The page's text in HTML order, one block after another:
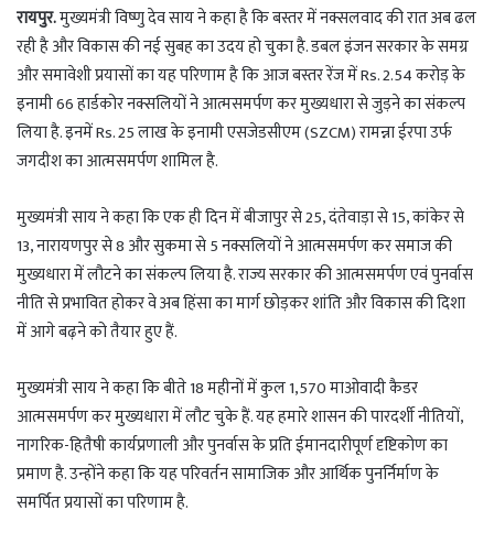
a
t
s
A
p
p
l
e
g
r
a
m
o
g
g
e
r
a
r
e
रायपुर.मुख्यमंत्री विष्णु देव साय ने कहा है कि बस्तर में नक्सलवाद की रात अब ढल
रही है और विकास की नई सुबह का उदय हो चुका है. डबल इंजन सरकार के समग्र
और समावेशी प्रयासों का यह परिणाम है कि आज बस्तर रेंज में Rs. 2.54 करोड़ के
इनामी 66 हार्डकोर नक्सलियों ने आत्मसमर्पण कर मुख्यधारा से जुड़ने का संकल्प
लिया है. इनमें Rs. 25 लाख के इनामी एसजेडसीएम (SZCM) रामन्ना ईरपा उर्फ
जगदीश का आत्मसमर्पण शामिल है.
मुख्यमंत्री साय ने कहा कि एक ही दिन में बीजापुर से 25, दंतेवाड़ा से 15, कांकेर से
13, नारायणपुर से 8 और सुकमा से 5 नक्सलियों ने आत्मसमर्पण कर समाज की
मुख्यधारा में लौटने का संकल्प लिया है. राज्य सरकार की आत्मसमर्पण एवं पुनर्वास
नीति से प्रभावित होकर वे अब हिंसा का मार्ग छोड़कर शांति और विकास की दिशा
में आगे बढ़ने को तैयार हुए हैं.
मुख्यमंत्री साय ने कहा कि बीते 18 महीनों में कुल 1,570 माओवादी कैडर
आत्मसमर्पण कर मुख्यधारा में लौट चुके हैं. यह हमारे शासन की पारदर्शी नीतियों,
नागरिक-हितैषी कार्यप्रणाली और पुनर्वास के प्रति ईमानदारीपूर्ण दृष्टिकोण का
प्रमाण है. उन्होंने कहा कि यह परिवर्तन सामाजिक और आर्थिक पुनर्निर्माण के
समर्पित प्रयासों का परिणाम है.